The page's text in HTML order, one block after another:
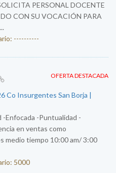
PERSONAL DOCENTE
CON SU VOCACIÓN PARA
----------
OFERTA DESTACADA
Co Insurgentes San Borja |
Enfocada -Puntualidad -
en ventas como
medio tiempo 10:00 am/ 3:00
5000